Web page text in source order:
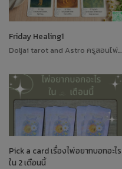
Friday Healing1
Doljai tarot and Astro ครูสอนไพ่ทาโรต์
Pick a card เรื่องไพ่อยากบอกอะไร
ใน 2 เดือนนี้